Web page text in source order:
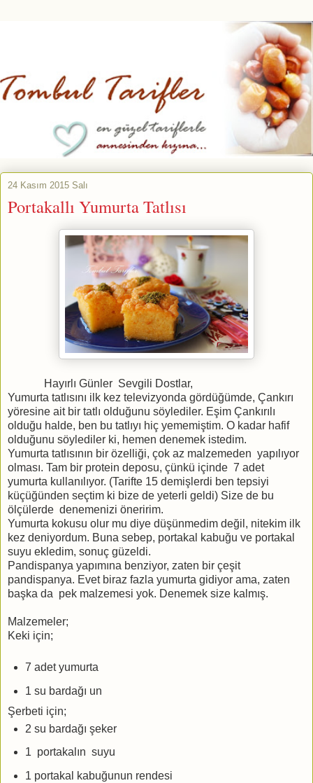
24 Kasım 2015 Salı
Portakallı Yumurta Tatlısı
Hayırlı Günler Sevgili Dostlar,
Yumurta tatlısını ilk kez televizyonda gördüğümde, Çankırı
yöresine ait bir tatlı olduğunu söylediler. Eşim Çankırılı
olduğu halde, ben bu tatlıyı hiç yememiştim. O kadar hafif
olduğunu söylediler ki, hemen denemek istedim.
Yumurta tatlısının bir özelliği, çok az malzemeden yapılıyor
olması. Tam bir protein deposu, çünkü içinde 7 adet
yumurta kullanılıyor. (Tarifte 15 demişlerdi ben tepsiyi
küçüğünden seçtim ki bize de yeterli geldi) Size de bu
ölçülerde denemenizi öneririm.
Yumurta kokusu olur mu diye düşünmedim değil, nitekim ilk
kez deniyordum. Buna sebep, portakal kabuğu ve portakal
suyu ekledim, sonuç güzeldi.
Pandispanya yapımına benziyor, zaten bir çeşit
pandispanya. Evet biraz fazla yumurta gidiyor ama, zaten
başka da pek malzemesi yok. Denemek size kalmış.
Malzemeler;
Keki için;
7 adet yumurta
1 su bardağı un
Şerbeti için;
2 su bardağı şeker
1 portakalın suyu
1 portakal kabuğunun rendesi